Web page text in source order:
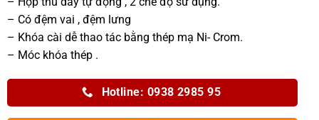
– Có đệm vai , đệm lưng
– Khóa cài dễ thao tác bằng thép mạ Ni- Crom.
– Móc khóa thép .
Hotline: 0938 2985 95